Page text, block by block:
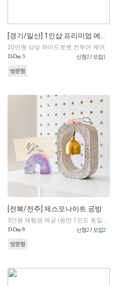
20만원 상당 하이드로젠 컨투어 케어
D-Day 3 신청2/ 모집1
방문형
[전북/전주] 제스모나이트 공방
3만원 체험권 제공 (동반 1인도 동일 혜택 적용,체험권 초과 금액은 리뷰어 부담)
D-Day 8 신청2/ 모집2
방문형